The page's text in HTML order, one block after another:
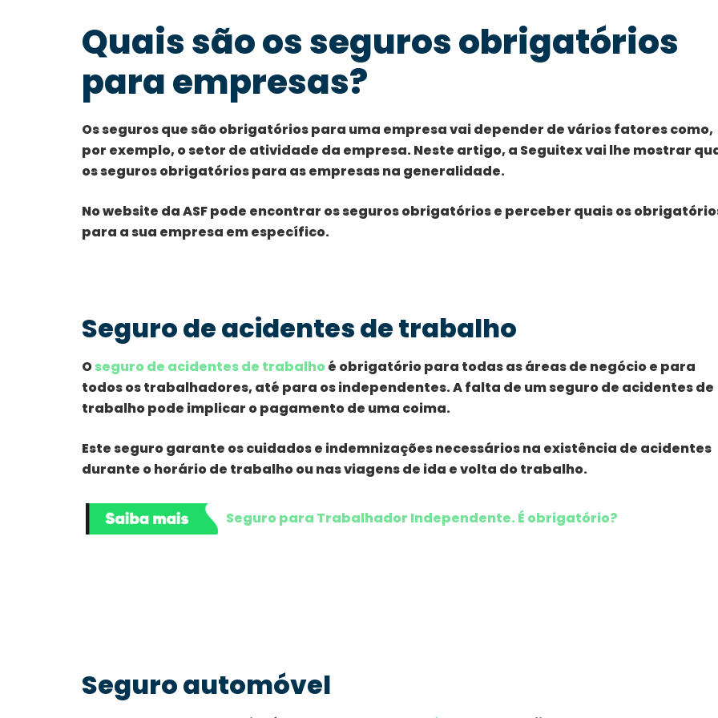
Quais são os seguros obrigatórios
para empresas?
Os seguros que são obrigatórios para uma empresa vai depender de vários fatores como,
por exemplo, o setor de atividade da empresa. Neste artigo, a Seguitex vai lhe mostrar
os seguros obrigatórios para as empresas na generalidade.
No website da ASF pode encontrar os seguros obrigatórios e perceber quais os
para a sua empresa em específico.
Seguro de acidentes de trabalho
Oseguro de acidentes de trabalho é obrigatório para todas as áreas de negócio e para
todos os trabalhadores, até para os independentes. A falta de um seguro de acidentes de
trabalho pode implicar o pagamento de uma coima.
Este seguro garante os cuidados e indemnizações necessários na existência de acidentes
durante o horário de trabalho ou nas viagens de ida e volta do trabalho.
Seguro para Trabalhador Independente. É obrigatório?
Seguro automóvel